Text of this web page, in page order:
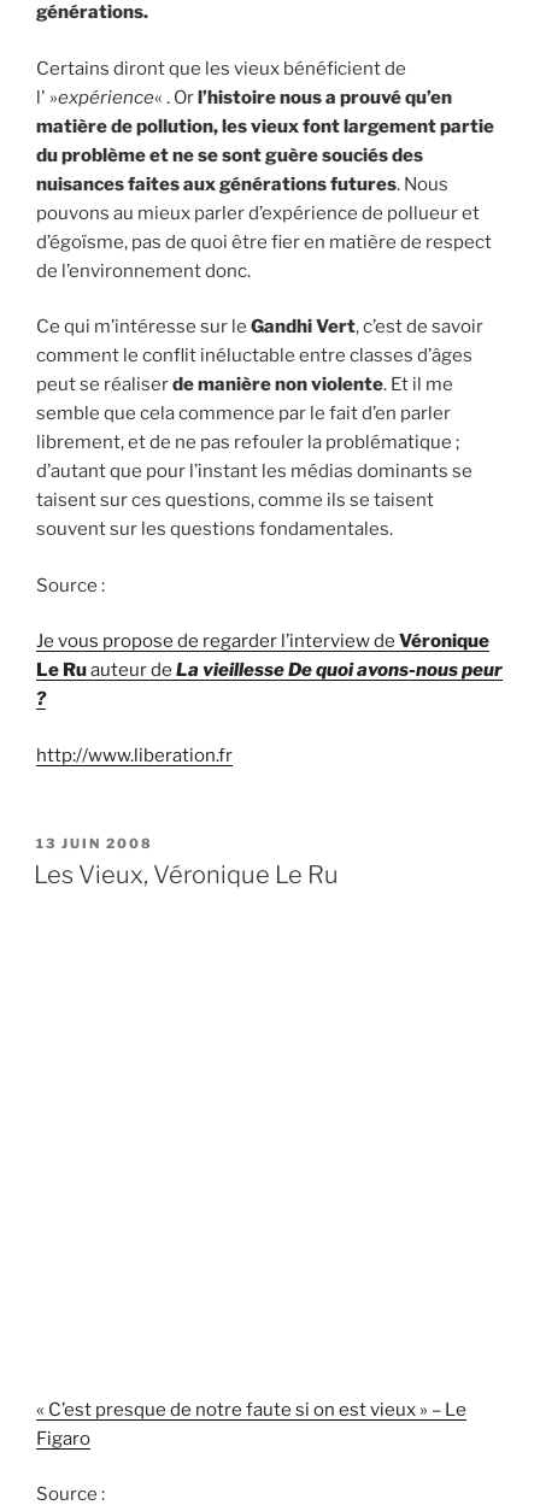
générations.
Certains diront que les vieux bénéficient de
l' »expérience« . Orl’histoire nous a prouvé qu’en
matière de pollution, les vieux font largement partie
du problème et ne se sont guère souciés des
nuisances faites aux générations futures. Nous
pouvons au mieux parler d’expérience de pollueur et
d’égoïsme, pas de quoi être fier en matière de respect
de l’environnement donc.
Ce qui m’intéresse sur le Gandhi Vert, c’est de savoir
comment le conflit inéluctable entre classes d’âges
peut se réaliserde manière non violente. Et il me
semble que cela commence par le fait d’en parler
librement, et de ne pas refouler la problématique ;
d’autant que pour l’instant les médias dominants se
taisent sur ces questions, comme ils se taisent
souvent sur les questions fondamentales.
Source :
Je vous propose de regarder l’interview de Véronique
Le Ruauteur de La vieillesse De quoi avons-nous peur
?
http://www.liberation.fr
PUBLIÉ
LE
13 JUIN 2008
Les Vieux, Véronique Le Ru
« C’est presque de notre faute si on est vieux » – Le
Figaro
Source :